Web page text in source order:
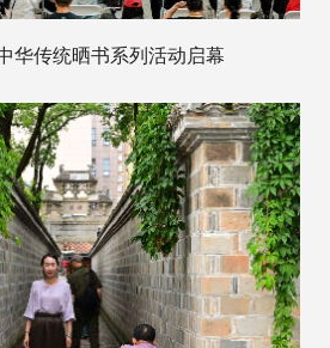
华传统晒书系列活动启幕